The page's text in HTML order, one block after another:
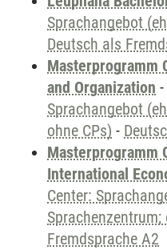
Sprachangebot
Deutsch als
Masterprogramm
and Organization -
Sprachangebot
ohne CPs) -
Masterprogramm
International
Center:
Sprachenzentrum;
Fremdsprache A2